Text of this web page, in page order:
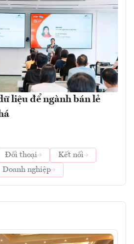
liệu để ngành bán lẻ
Đối thoại
Kết nối
Doanh nghiệp